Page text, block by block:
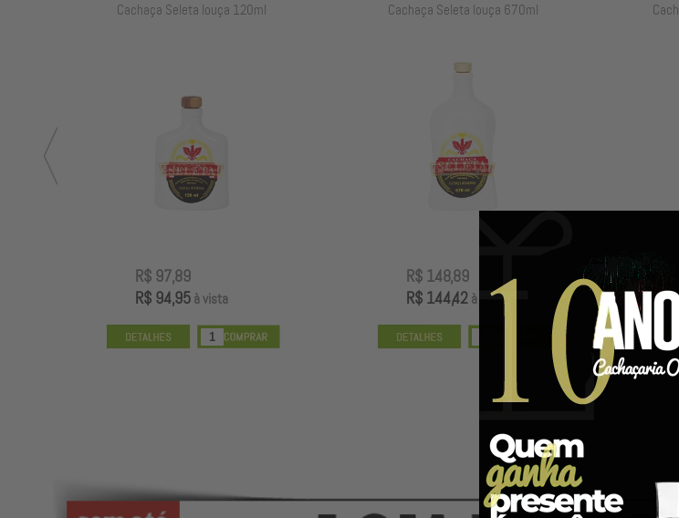
Cachaça Seleta louça 120ml
R$ 97,89
R$ 94,95à vista
Cachaça Seleta louça 670ml
R$ 148,89
R$ 144,42à vista